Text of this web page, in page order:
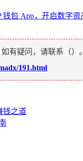
包 App，开启数字资
如有疑问，请联系（）。
191.html
钱之道